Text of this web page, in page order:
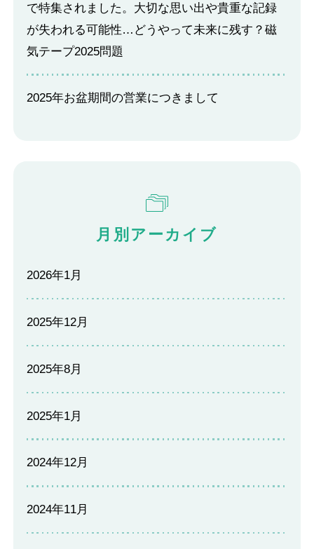
で特集されました。大切な思い出や貴重な記録
が失われる可能性…どうやって未来に残す？磁
気テープ2025問題
2025年お盆期間の営業につきまして
月別アーカイブ
2026年1月
2025年12月
2025年8月
2025年1月
2024年12月
2024年11月